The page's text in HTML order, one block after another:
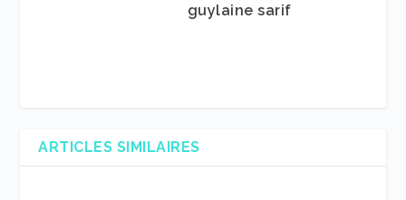
guylaine sarif
ARTICLES SIMILAIRES